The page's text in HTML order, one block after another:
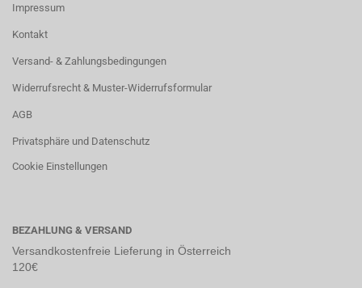
Impressum
Kontakt
Versand- & Zahlungsbedingungen
Widerrufsrecht & Muster-Widerrufsformular
AGB
Privatsphäre und Datenschutz
Cookie Einstellungen
BEZAHLUNG & VERSAND
Versandkostenfreie Lieferung in Österreich
120€